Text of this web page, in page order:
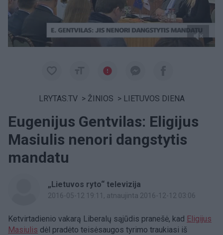
LRYTAS.TV > ŽINIOS > LIETUVOS DIENA
Eugenijus Gentvilas: Eligijus
Masiulis nenori dangstytis
mandatu
„Lietuvos ryto“ televizija
2016-05-12 19:11 , atnaujinta 2016-12-12 03:06
Ketvirtadienio vakarą Liberalų sąjūdis pranešė, kad Eligijus
Masiulis dėl pradėto teisėsaugos tyrimo traukiasi iš